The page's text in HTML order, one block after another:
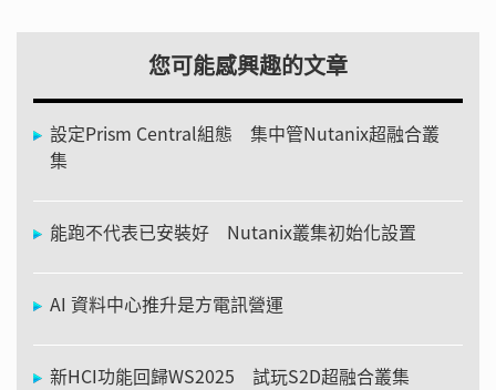
您可能感興趣的文章
設定Prism Central組態 集中管Nutanix超融合叢
集
能跑不代表已安裝好 Nutanix叢集初始化設置
AI 資料中心推升是方電訊營運
新HCI功能回歸WS2025 試玩S2D超融合叢集